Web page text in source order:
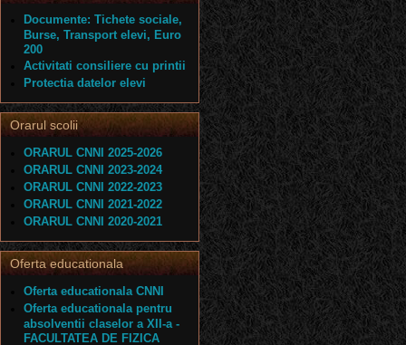
Documente: Tichete sociale,
Burse, Transport elevi, Euro
200
Activitati consiliere cu printii
Protectia datelor elevi
Orarul scolii
ORARUL CNNI 2025-2026
ORARUL CNNI 2023-2024
ORARUL CNNI 2022-2023
ORARUL CNNI 2021-2022
ORARUL CNNI 2020-2021
Oferta educationala
Oferta educationala CNNI
Oferta educationala pentru
absolventii claselor a XII-a -
FACULTATEA DE FIZICA